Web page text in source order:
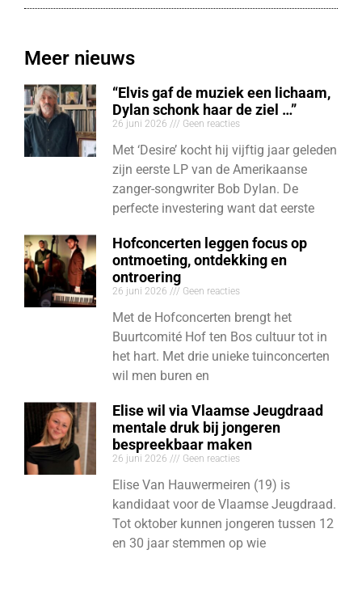
Meer nieuws
“Elvis gaf de muziek een lichaam,
Dylan schonk haar de ziel …”
26 juni 2026 Geen reacties
Met ‘Desire’ kocht hij vijftig jaar geleden
zijn eerste LP van de Amerikaanse
zanger-songwriter Bob Dylan. De
perfecte investering want dat eerste
Hofconcerten leggen focus op
ontmoeting, ontdekking en
ontroering
26 juni 2026 Geen reacties
Met de Hofconcerten brengt het
Buurtcomité Hof ten Bos cultuur tot in
het hart. Met drie unieke tuinconcerten
wil men buren en
Elise wil via Vlaamse Jeugdraad
mentale druk bij jongeren
bespreekbaar maken
26 juni 2026 Geen reacties
Elise Van Hauwermeiren (19) is
kandidaat voor de Vlaamse Jeugdraad.
Tot oktober kunnen jongeren tussen 12
en 30 jaar stemmen op wie